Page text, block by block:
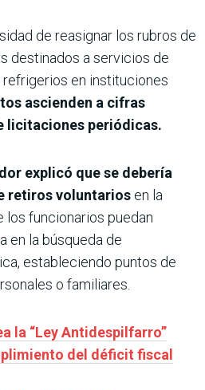
de reasignar los rubros de
destinados a servicios de
en instituciones
ascienden a cifras
licitaciones periódicas.
explicó que se debería
retiros voluntarios en la
los funcionarios puedan
en la búsqueda de
estableciendo puntos de
o familiares.
la “Ley Antidespilfarro”
del déficit fiscal